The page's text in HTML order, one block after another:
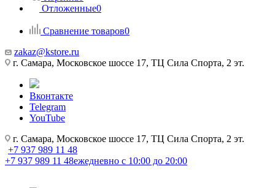
Отложенные0
Сравнение товаров0
zakaz@kstore.ru
г. Самара, Московское шоссе 17, ТЦ Сила Спорта, 2 эт.
Вконтакте
Telegram
YouTube
г. Самара, Московское шоссе 17, ТЦ Сила Спорта, 2 эт.
+7 937 989 11 48
+7 937 989 11 48ежедневно с 10:00 до 20:00